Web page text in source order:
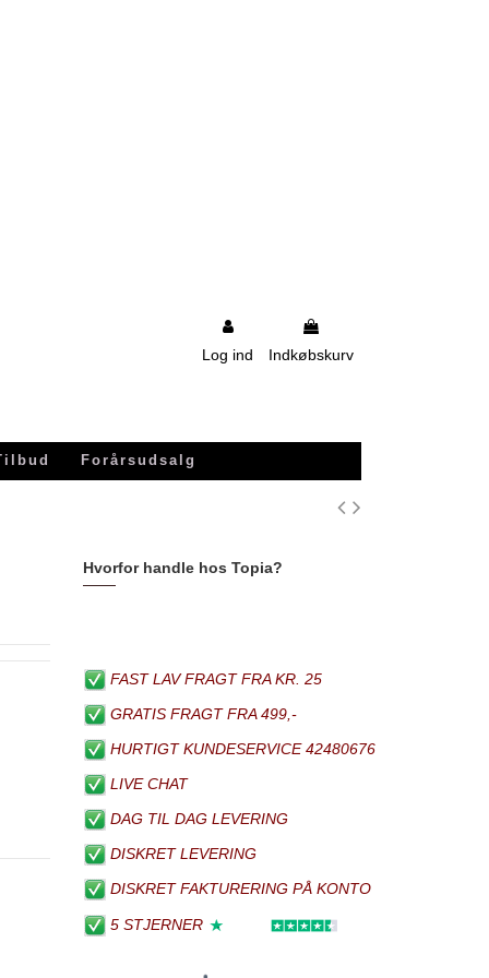
Log ind Indkøbskurv
Forårsudsalg
Hvorfor handle hos Topia?
FAST LAV FRAGT FRA KR. 25
GRATIS FRAGT FRA 499,-
HURTIGT KUNDESERVICE 42480676
LIVE CHAT
DAG TIL DAG LEVERING
DISKRET LEVERING
DISKRET FAKTURERING PÅ KONTO
5 STJERNER